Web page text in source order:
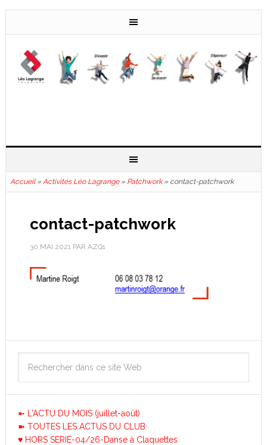
Accueil» Activités Léo Lagrange» Patchwork» contact-patchwork
contact-patchwork
30 MAI 2021PAR AZQ1
➼ L'ACTU DU MOIS (juillet-août)
➽ TOUTES LES ACTUS DU CLUB
♥ HORS SERIE-04/26-Danse à Claquettes